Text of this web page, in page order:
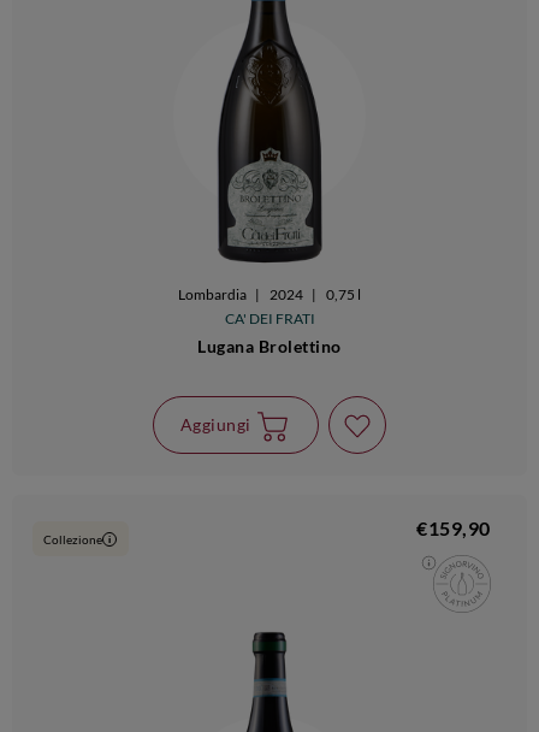
Lombardia | 2024 |
0,75 l
CA' DEI FRATI
Lugana Brolettino
Aggiungi
Collezione i €159,90